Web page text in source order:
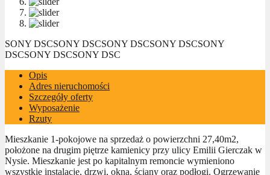
SONY DSCSONY DSCSONY DSCSONY DSCSONY
DSCSONY DSCSONY DSC
Opis
Adres nieruchomości
Szczegóły oferty
Wyposażenie
Rzuty
Mieszkanie 1-pokojowe na sprzedaż o powierzchni 27,40m2,
położone na drugim piętrze kamienicy przy ulicy Emilii Gierczak w
Nysie. Mieszkanie jest po kapitalnym remoncie wymieniono
wszystkie instalacje, drzwi, okna, ściany oraz podłogi. Ogrzewanie